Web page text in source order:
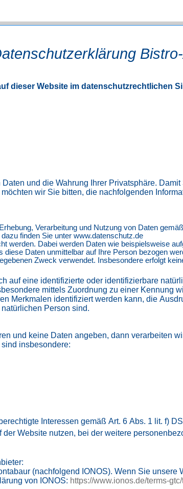
dieser Website im datenschutzrechtlichen
und die Wahrung Ihrer Privatsphäre.
wir Sie bitten, die nachfolgenden
Verarbeitung und Nutzung von Daten
finden Sie unter www.datenschutz.de
werden. Dabei werden Daten wie beispielsweise
Daten unmittelbar auf Ihre Person bezogen
Zweck verwendet. Insbesondere erfolgt
auf eine identifizierte oder identifizierbare
mittels Zuordnung zu einer Kennung
Merkmalen identifiziert werden kann, die
Person sind.
und keine Daten angeben, dann verarbeiten
insbesondere:
Interessen gemäß Art. 6 Abs. 1 lit. f)
Website nutzen, bei der weitere
(nachfolgend IONOS). Wenn Sie
von IONOS: https://www.ionos.de/terms-